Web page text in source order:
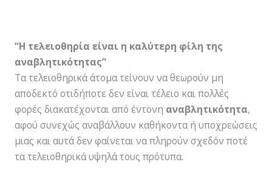
“Η τελειοθηρία είναι η καλύτερη φίλη της
αναβλητικότητας”
Τα τελειοθηρικά άτομα τείνουν να θεωρούν μη
αποδεκτό οτιδήποτε δεν είναι τέλειο και πολλές
φορές διακατέχονται από έντονη αναβλητικότητα,
αφού συνεχώς αναβάλλουν καθήκοντα ή υποχρεώσεις
μιας και αυτά δεν φαίνεται να πληρούν σχεδόν ποτέ
τα τελειοθηρικά υψηλά τους πρότυπα.